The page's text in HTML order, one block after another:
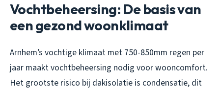
Vochtbeheersing: De basis van
een gezond woonklimaat
Arnhem’s vochtige klimaat met 750-850mm regen per
jaar maakt vochtbeheersing nodig voor wooncomfort.
Het grootste risico bij dakisolatie is condensatie, dit